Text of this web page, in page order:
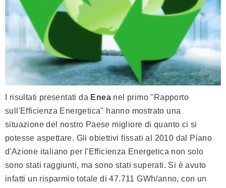
I risultati presentati da Enea nel primo "Rapporto
sull'Efficienza Energetica" hanno mostrato una
situazione del nostro Paese migliore di quanto ci si
potesse aspettare. Gli obiettivi fissati al 2010 dal Piano
d'Azione italiano per l'Efficienza Energetica non solo
sono stati raggiunti, ma sono stati superati. Si è avuto
infatti un risparmio totale di 47.711 GWh/anno, con un